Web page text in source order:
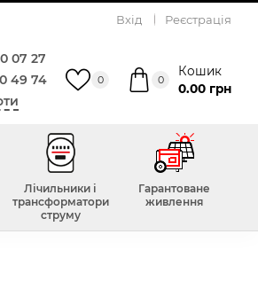
Вхід Реєстрація
07 27
49 74
0 0
Кошик
0.00 грн
Лічильники і
трансформатори
струму
Гарантоване
живлення
стіни,
світло-сіра, KOPOS
Всього відгуків :